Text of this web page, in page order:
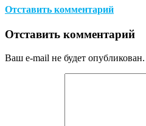
Отставить комментарий
Отставить комментарий
Ваш e-mail не будет опубликован.